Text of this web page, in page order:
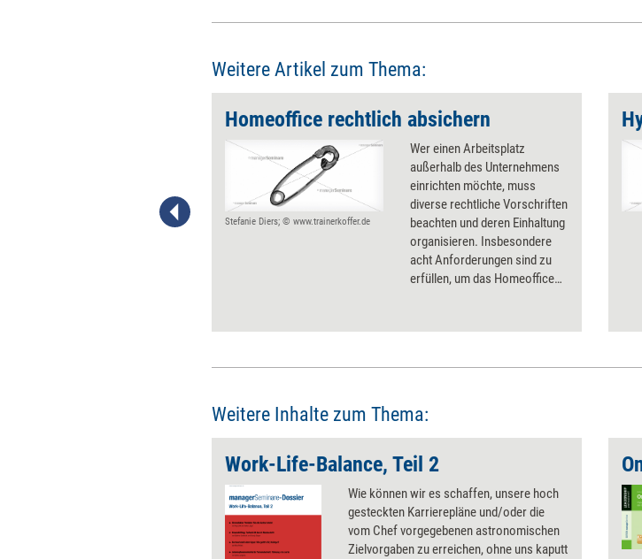
Weitere Artikel zum Thema:
Homeoffice rechtlich absichern
Stefanie Diers; © www.trainerkoffer.de
Wer einen Arbeitsplatz
außerhalb des Unternehmens
einrichten möchte, muss
diverse rechtliche Vorschriften
beachten und deren Einhaltung
organisieren. Insbesondere
acht Anforderungen sind zu
erfüllen, um das Homeoffice
Weitere Inhalte zum Thema:
Work-Life-Balance, Teil 2
Wie können wir es schaffen, unsere hoch
gesteckten Karrierepläne und/oder die
vom Chef vorgegebenen astronomischen
Zielvorgaben zu erreichen, ohne uns kaputt